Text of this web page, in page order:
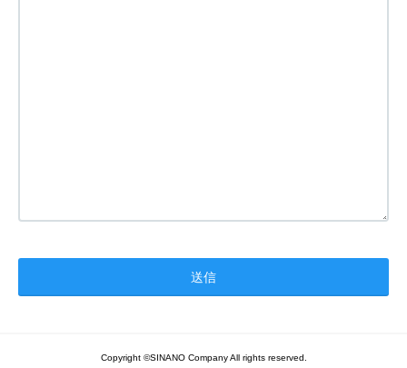
Copyright ©SINANO Company All rights reserved.